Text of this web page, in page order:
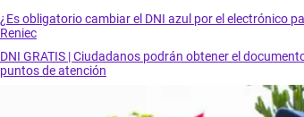
¿Es obligatorio cambiar el DNI azul por el electrónico
Reniec
DNI GRATIS | Ciudadanos podrán obtener el
puntos de atención